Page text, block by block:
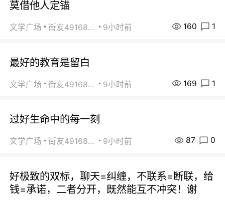
莫借他人定锚
文学广场 街友49168527 9小时前 160 1
最好的教育是留白
文学广场 街友49168527 9小时前 169 1
过好生命中的每一刻
文学广场 街友49168527 9小时前 87 0
好极致的双标，聊天=纠缠，不联系=断联，给
钱=承诺，二者分开，既然能互不冲突！谢